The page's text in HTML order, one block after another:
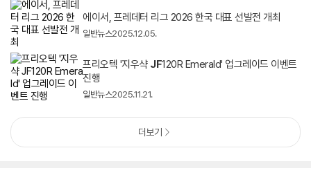
에이서, 프레데터 리그 2026 한국 대표 선발전 개최
일반뉴스2025.12.05.
프리오텍 '지우샥 JF120R Emerald' 업그레이드 이벤트
진행
일반뉴스2025.11.21.
더보기